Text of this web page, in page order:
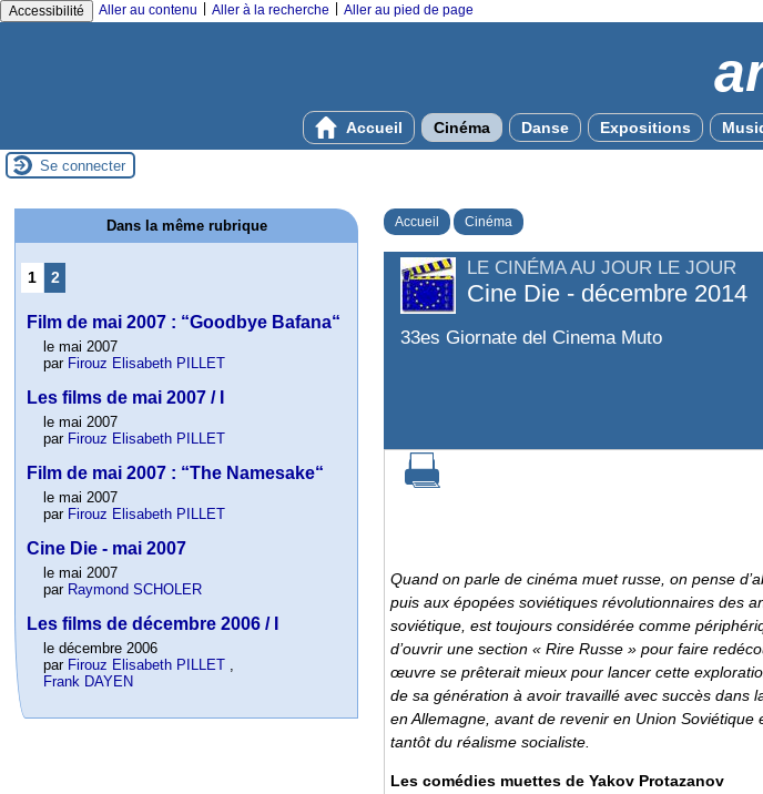
Accessibilité Aller au contenu Aller à la recherche Aller au pied de page
Accueil Cinéma Danse Expositions
Se connecter
Accueil Cinéma
LE CINÉMA AU JOUR LE JOUR
Cine Die - décembre 2014
33es Giornate del Cinema Muto
Quand on parle de cinéma muet russe, on pense
puis aux épopées soviétiques révolutionnaires des
soviétique, est toujours considérée comme
d’ouvrir une section « Rire Russe » pour faire
œuvre se prêterait mieux pour lancer cette
de sa génération à avoir travaillé avec succès dans
en Allemagne, avant de revenir en Union Soviétique
tantôt du réalisme socialiste.
Les comédies muettes de Yakov Protazanov
Dans la même rubrique
1 2
Film de mai 2007 : “Goodbye Bafana“
le mai 2007
par Firouz Elisabeth PILLET
Les films de mai 2007 / I
le mai 2007
par Firouz Elisabeth PILLET
Film de mai 2007 : “The Namesake“
le mai 2007
par Firouz Elisabeth PILLET
Cine Die - mai 2007
le mai 2007
par Raymond SCHOLER
Les films de décembre 2006 / I
le décembre 2006
par Firouz Elisabeth PILLET ,
Frank DAYEN